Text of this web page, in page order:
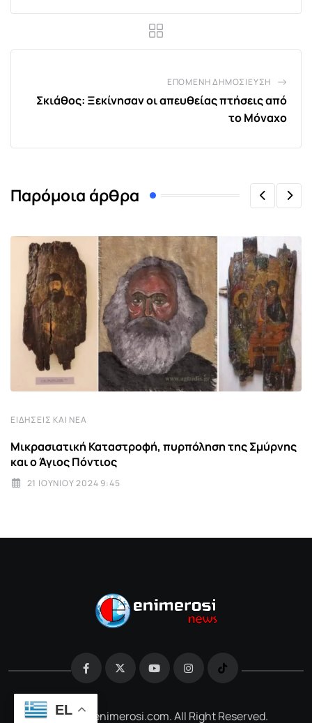
ΕΠΌΜΕΝΗ ΔΗΜΟΣΊΕΥΣΗ
Σκιάθος: Ξεκίνησαν οι απευθείας πτήσεις από
το Μόναχο
Παρόμοια άρθρα
ΕΙΔΉΣΕΙΣ ΚΑΙ ΝΈΑ
Μικρασιατική Καταστροφή, πυρπόληση της Σμύρνης
και ο Άγιος Πόντιος
21 ΙΟΥΝΊΟΥ 2024 9:45
@2026 e-enimerosi.com. All Right Reserved.
EL